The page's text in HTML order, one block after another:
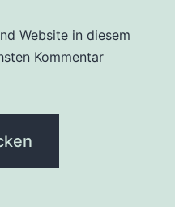
Website in diesem
Kommentar